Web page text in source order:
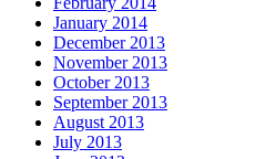
January 2014
December 2013
November 2013
October 2013
September 2013
August 2013
July 2013